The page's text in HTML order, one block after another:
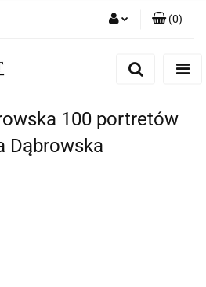
(0)
100 portretów
Dąbrowska